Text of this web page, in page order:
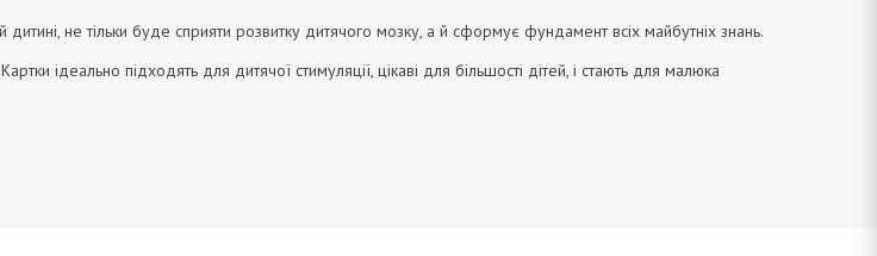
не тільки буде сприяти розвитку дитячого мозку, а й сформує фундамент всіх майбутніх знань.
ідеально підходять для дитячої стимуляції, цікаві для більшості дітей, і стають для малюка